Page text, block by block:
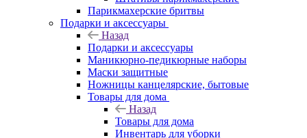
Парикмахерские бритвы
Подарки и аксессуары
Назад
Подарки и аксессуары
Маникюрно-педикюрные наборы
Маски защитные
Ножницы канцелярские, бытовые
Товары для дома
Назад
Товары для дома
Инвентарь для уборки